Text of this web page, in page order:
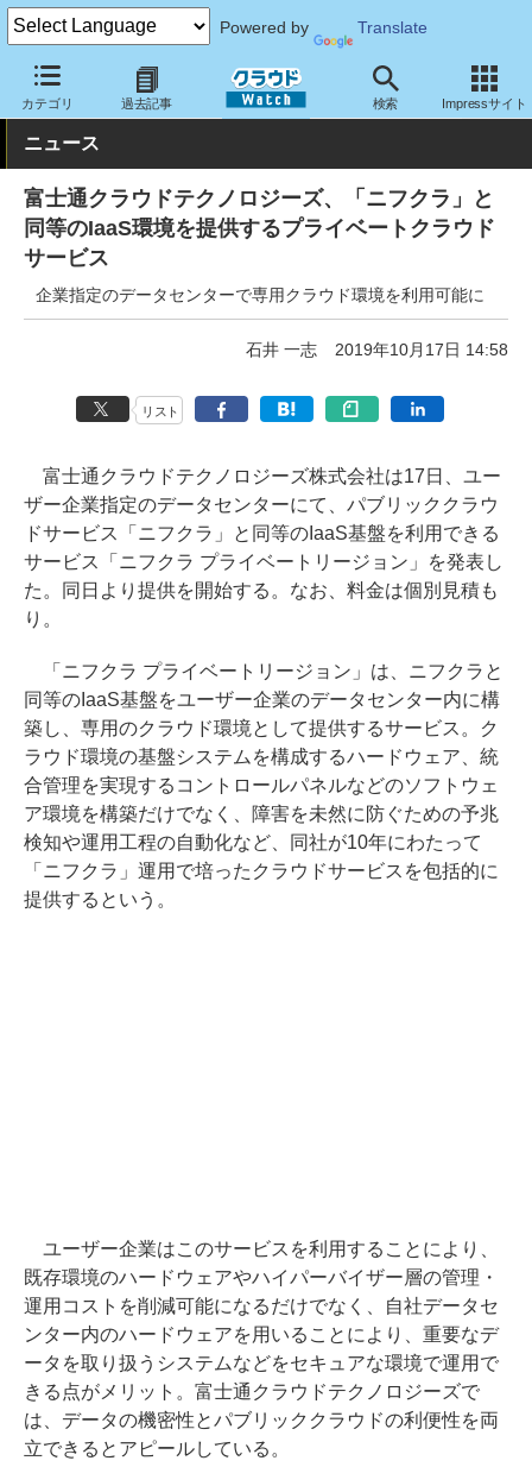
Powered by Translate
カテゴリ 過去記事 検索 Impressサイト
クラウド Watch サービス・ソフト サービス その他
ニュース
富士通クラウドテクノロジーズ、「ニフクラ」と
同等のIaaS環境を提供するプライベートクラウド
サービス
企業指定のデータセンターで専用クラウド環境を利用可能に
石井 一志 2019年10月17日 14:58
リスト
富士通クラウドテクノロジーズ株式会社は17日、ユー
ザー企業指定のデータセンターにて、パブリッククラウ
ドサービス「ニフクラ」と同等のIaaS基盤を利用できる
サービス「ニフクラ プライベートリージョン」を発表し
た。同日より提供を開始する。なお、料金は個別見積も
り。
「ニフクラ プライベートリージョン」は、ニフクラと
同等のIaaS基盤をユーザー企業のデータセンター内に構
築し、専用のクラウド環境として提供するサービス。ク
ラウド環境の基盤システムを構成するハードウェア、統
合管理を実現するコントロールパネルなどのソフトウェ
ア環境を構築だけでなく、障害を未然に防ぐための予兆
検知や運用工程の自動化など、同社が10年にわたって
「ニフクラ」運用で培ったクラウドサービスを包括的に
提供するという。
ユーザー企業はこのサービスを利用することにより、
既存環境のハードウェアやハイパーバイザー層の管理・
運用コストを削減可能になるだけでなく、自社データセ
ンター内のハードウェアを用いることにより、重要なデ
ータを取り扱うシステムなどをセキュアな環境で運用で
きる点がメリット。富士通クラウドテクノロジーズで
は、データの機密性とパブリッククラウドの利便性を両
立できるとアピールしている。